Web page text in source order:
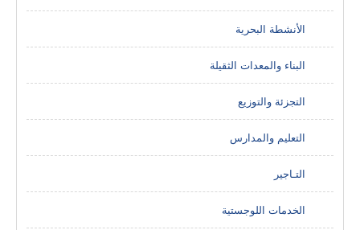
الأنشطة البحرية
البناء والمعدات الثقيلة
التجزئة والتوزيع
التعليم والمدارس
التـاجير
الخدمات اللوجستية